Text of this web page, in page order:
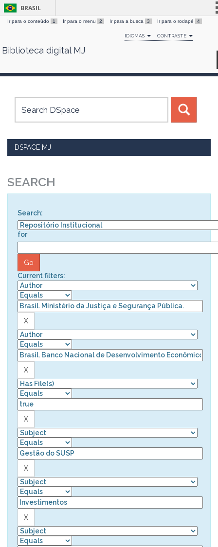
Skip
BRASIL
Simplifique!
Comunica BR
Canais
Ir para o conteúdo 1 Ir para o menu 2 Ir para a busca 3 Ir para o rodapé 4
IDIOMAS CONTRASTE
Biblioteca digital MJ
DSPACE MJ
SEARCH
Search:
for
Current filters: